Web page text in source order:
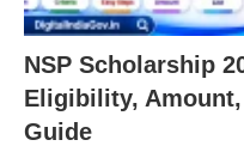
NSP Scholarship
Eligibility,
Guide